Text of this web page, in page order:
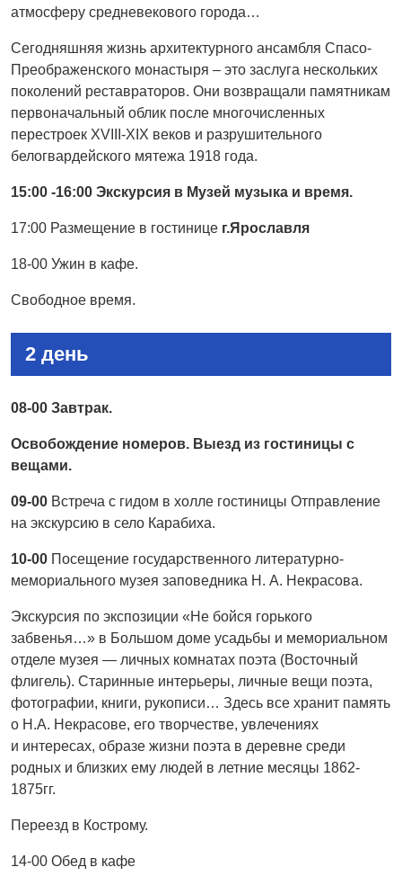
атмосферу средневекового города…
Сегодняшняя жизнь архитектурного ансамбля Спасо-
Преображенского монастыря – это заслуга нескольких
поколений реставраторов. Они возвращали памятникам
первоначальный облик после многочисленных
перестроек XVIII-XIX веков и разрушительного
белогвардейского мятежа 1918 года.
15:00 -16:00 Экскурсия в Музей музыка и время.
17:00 Размещение в гостинице г.Ярославля
18-00 Ужин в кафе.
Свободное время.
2 день
08-00 Завтрак.
Освобождение номеров. Выезд из гостиницы с
вещами.
09-00 Встреча с гидом в холле гостиницы Отправление
на экскурсию в село Карабиха.
10-00 Посещение государственного литературно-
мемориального музея заповедника Н. А. Некрасова.
Экскурсия по экспозиции «Не бойся горького
забвенья…» в Большом доме усадьбы и мемориальном
отделе музея — личных комнатах поэта (Восточный
флигель). Старинные интерьеры, личные вещи поэта,
фотографии, книги, рукописи… Здесь все хранит память
о Н.А. Некрасове, его творчестве, увлечениях
и интересах, образе жизни поэта в деревне среди
родных и близких ему людей в летние месяцы 1862-
1875гг.
Переезд в Кострому.
14-00 Обед в кафе